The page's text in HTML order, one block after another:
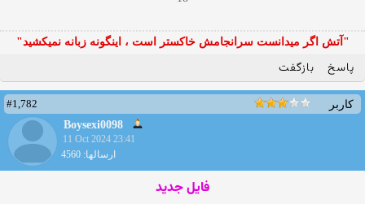
"آتش اگر ميدانست سرانجامش خاكستر است ، اينگونه زبانه نميكشيد"
پاسخ بازگفت
کاربر
#1,782
Boysexi0098
11 Oct 2024 23:41
ارسالها: 4560
فایل جدید